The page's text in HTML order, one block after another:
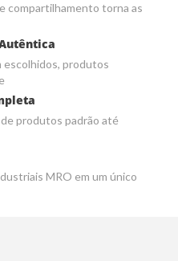
compartilhamento torna as
produtos
produtos padrão até
MRO em um único